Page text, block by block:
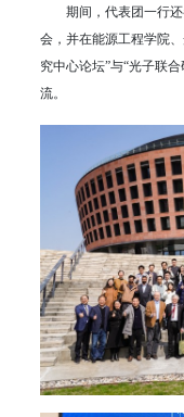
期间，代表团一行
会，并在能源工程学院
究中心论坛”与“光子联
流。